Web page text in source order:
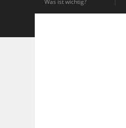
Was ist wichtig?